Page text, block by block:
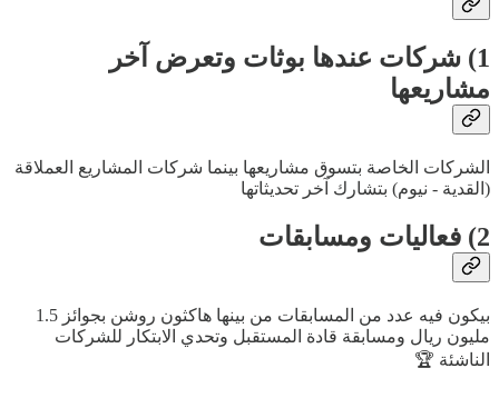
1) شركات عندها بوثات وتعرض آخر
مشاريعها
الشركات الخاصة بتسوق مشاريعها بينما شركات المشاريع العملاقة
(القدية - نيوم) بتشارك آخر تحديثاتها
2) فعاليات ومسابقات
بيكون فيه عدد من المسابقات من بينها هاكثون روشن بجوائز 1.5
مليون ريال ومسابقة قادة المستقبل وتحدي الابتكار للشركات
الناشئة 🏆